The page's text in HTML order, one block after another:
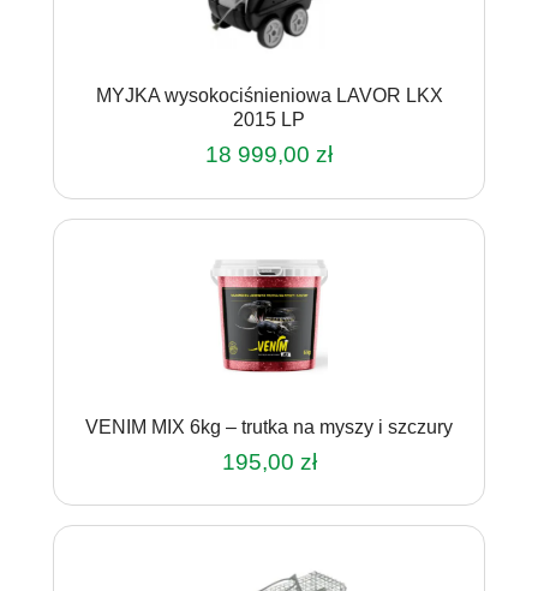
MYJKA wysokociśnieniowa LAVOR LKX
2015 LP
18 999,00 zł
VENIM MIX 6kg – trutka na myszy i szczury
195,00 zł